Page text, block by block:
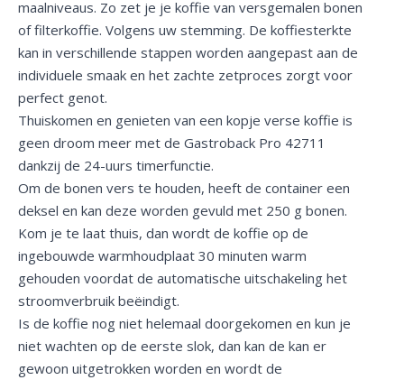
maalniveaus. Zo zet je je koffie van versgemalen bonen
of filterkoffie. Volgens uw stemming. De koffiesterkte
kan in verschillende stappen worden aangepast aan de
individuele smaak en het zachte zetproces zorgt voor
perfect genot.
Thuiskomen en genieten van een kopje verse koffie is
geen droom meer met de Gastroback Pro 42711
dankzij de 24-uurs timerfunctie.
Om de bonen vers te houden, heeft de container een
deksel en kan deze worden gevuld met 250 g bonen.
Kom je te laat thuis, dan wordt de koffie op de
ingebouwde warmhoudplaat 30 minuten warm
gehouden voordat de automatische uitschakeling het
stroomverbruik beëindigt.
Is de koffie nog niet helemaal doorgekomen en kun je
niet wachten op de eerste slok, dan kan de kan er
gewoon uitgetrokken worden en wordt de